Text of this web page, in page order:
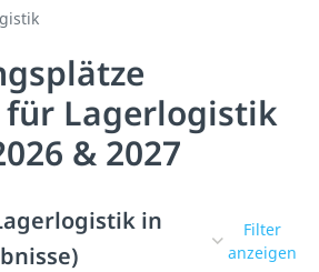
für Lagerlogistik
& 2027
in
Filter
anzeigen